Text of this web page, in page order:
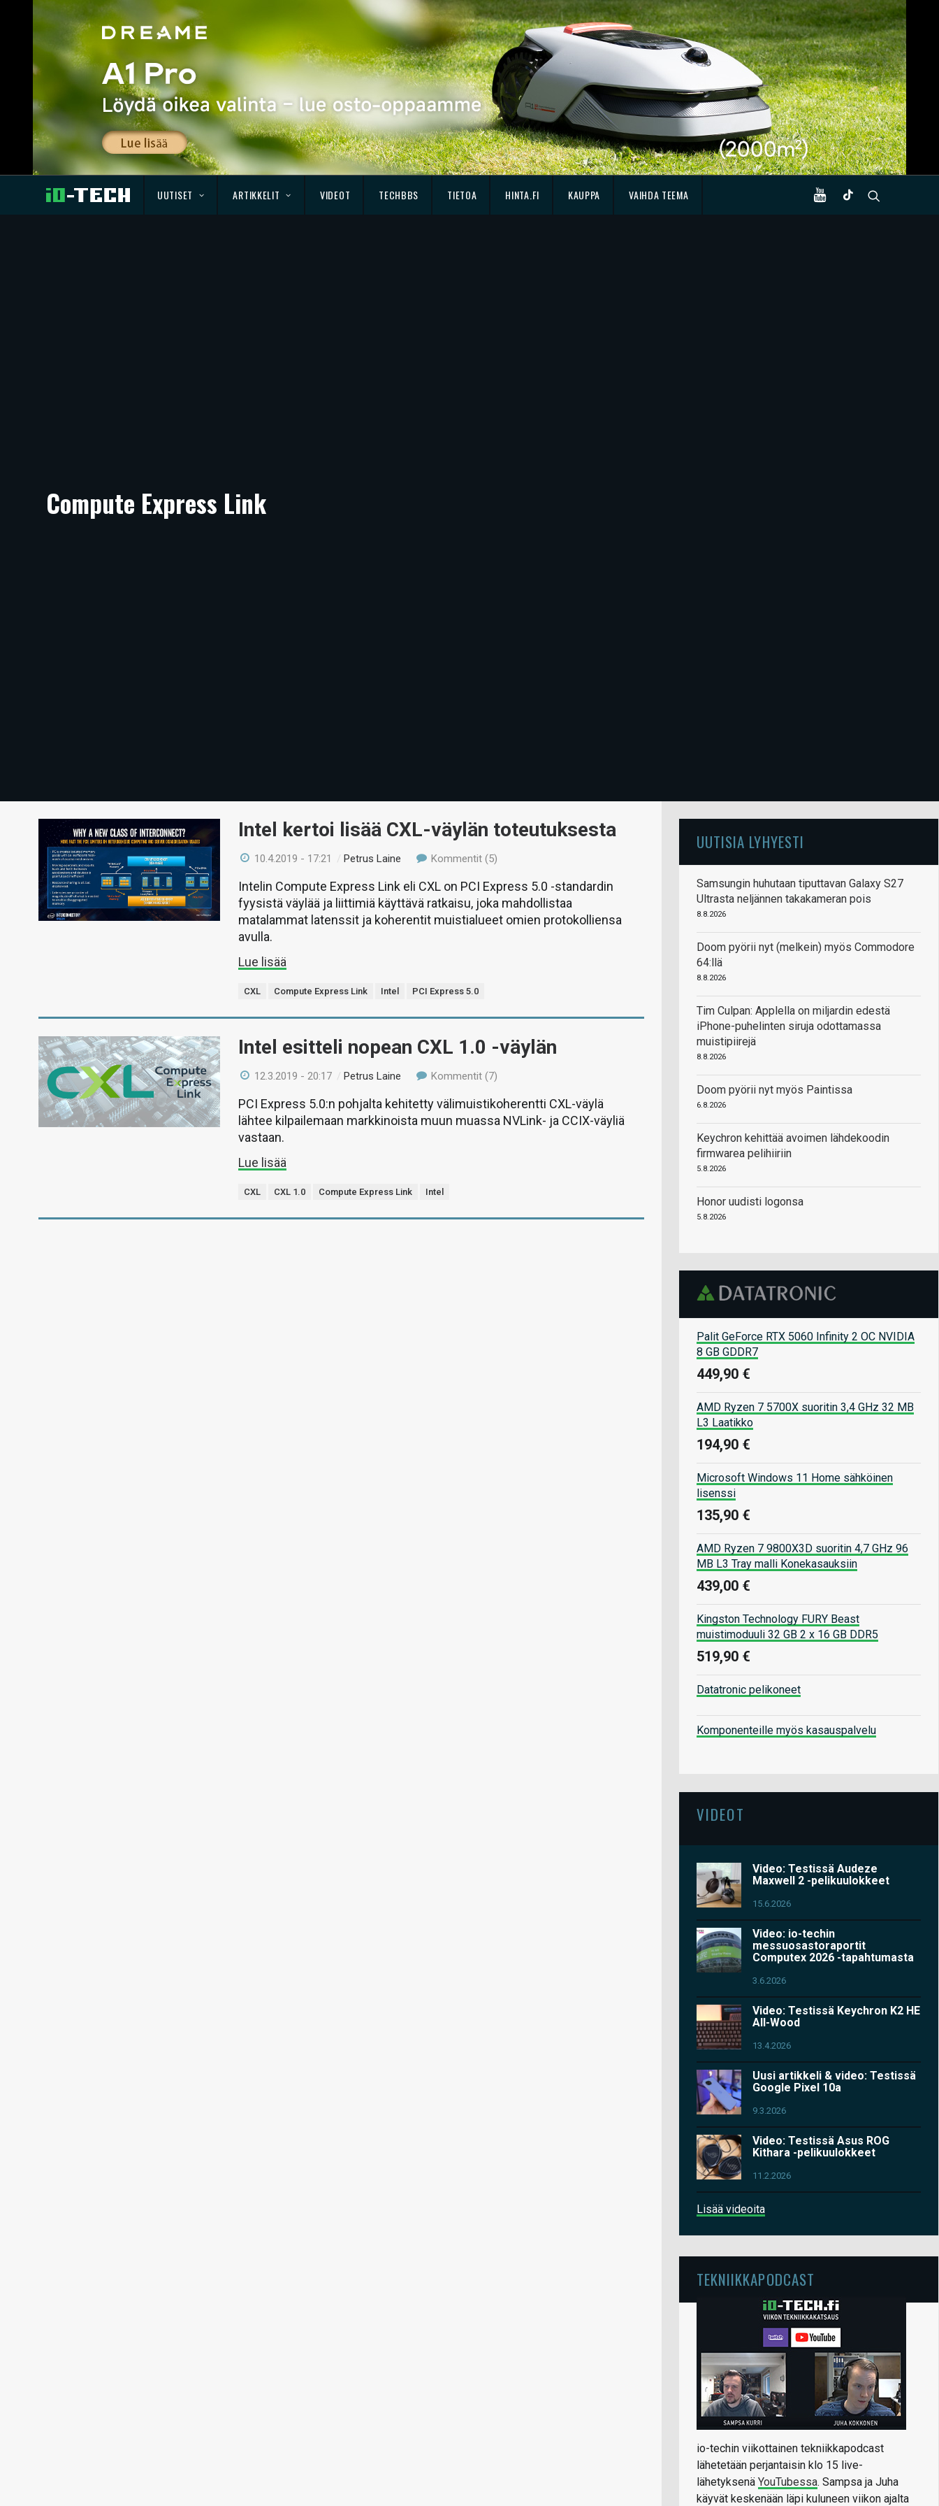
UUTISET ARTIKKELIT VIDEOT TECHBBS TIETOA HINTA.FI KAUPPA VAIHDA TEEMA
Compute Express Link
Intel kertoi lisää CXL-väylän toteutuksesta
10.4.2019 - 17:21 /Petrus Laine Kommentit (5)
Intelin Compute Express Link eli CXL on PCI Express 5.0 -standardin
fyysistä väylää ja liittimiä käyttävä ratkaisu, joka mahdollistaa
matalammat latenssit ja koherentit muistialueet omien protokolliensa
avulla.
Lue lisää
CXL Compute Express Link Intel PCI Express 5.0
Intel esitteli nopean CXL 1.0 -väylän
12.3.2019 - 20:17 /Petrus Laine Kommentit (7)
PCI Express 5.0:n pohjalta kehitetty välimuistikoherentti CXL-väylä
lähtee kilpailemaan markkinoista muun muassa NVLink- ja CCIX-väyliä
vastaan.
Lue lisää
CXL CXL 1.0 Compute Express Link Intel
UUTISIA LYHYESTI
Samsungin huhutaan tiputtavan Galaxy S27
Ultrasta neljännen takakameran pois
8.8.2026
Doom pyörii nyt (melkein) myös Commodore
64:llä
8.8.2026
Tim Culpan: Applella on miljardin edestä
iPhone-puhelinten siruja odottamassa
muistipiirejä
8.8.2026
Doom pyörii nyt myös Paintissa
6.8.2026
Keychron kehittää avoimen lähdekoodin
firmwarea pelihiiriin
5.8.2026
Honor uudisti logonsa
5.8.2026
Palit GeForce RTX 5060 Infinity 2 OC NVIDIA
8 GB GDDR7
449,90 €
AMD Ryzen 7 5700X suoritin 3,4 GHz 32 MB
L3 Laatikko
194,90 €
Microsoft Windows 11 Home sähköinen
lisenssi
135,90 €
AMD Ryzen 7 9800X3D suoritin 4,7 GHz 96
MB L3 Tray malli Konekasauksiin
439,00 €
Kingston Technology FURY Beast
muistimoduuli 32 GB 2 x 16 GB DDR5
519,90 €
Datatronic pelikoneet
Komponenteille myös kasauspalvelu
VIDEOT
Video: Testissä Audeze
Maxwell 2 -pelikuulokkeet
15.6.2026
Video: io-techin
messuosastoraportit
Computex 2026 -tapahtumasta
3.6.2026
Video: Testissä Keychron K2 HE
All-Wood
13.4.2026
Uusi artikkeli & video: Testissä
Google Pixel 10a
9.3.2026
Video: Testissä Asus ROG
Kithara -pelikuulokkeet
11.2.2026
Lisää videoita
TEKNIIKKAPODCAST
io-techin viikottainen tekniikkapodcast
lähetetään perjantaisin klo 15 live-
lähetyksenä YouTubessa. Sampsa ja Juha
käyvät keskenään läpi kuluneen viikon ajalta